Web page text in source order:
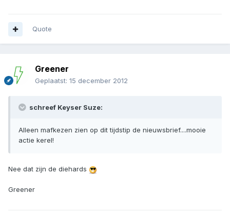
Quote
Greener
Geplaatst: 15 december 2012
schreef Keyser Suze:
Alleen mafkezen zien op dit tijdstip de nieuwsbrief....mooie
actie kerel!
Nee dat zijn de diehards
Greener